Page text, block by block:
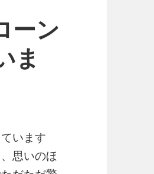
ーン
ま
います
思いのほ